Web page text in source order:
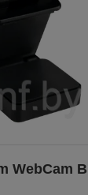
WebCam